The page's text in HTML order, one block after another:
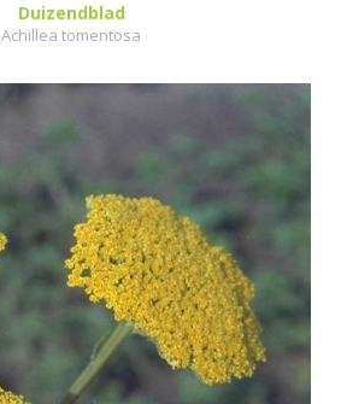
Duizendblad
Achillea tomentosa